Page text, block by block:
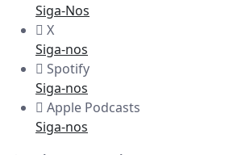
Siga-Nos
X
Siga-nos
Spotify
Siga-nos
Apple Podcasts
Siga-nos